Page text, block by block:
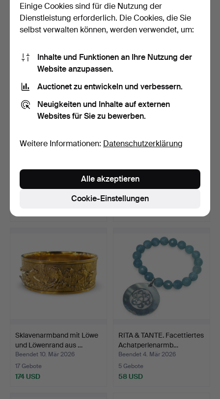
Gliederarmband aus
Sterlingsilber.
Beendet 21. Apr 2026
Großes Armband mit
Kristallen mit Blumenmo…
Beendet 11. Apr 2026
Sklavenarmband mit
Cameo einer Dame in der…
Beendet 23. Mär 2026
GUCCI. Armband aus
Sterlingsilber mit Herz.
Beendet 16. Mär 2026
5 Gebote
Sklavenarmband mit Löwe
und Löwenrand aus …
Beendet 10. Mär 2026
17 Gebote
174 USD
RITA & TANTE. Facettiertes
Achatperlenarmb…
Beendet 4. Mär 2026
5 Gebote
58 USD
Einige Cookies sind für die Nutzung der
Dienstleistung erforderlich. Die Cookies, die Sie
selbst verwalten können, werden verwendet, um:
Inhalte und Funktionen an Ihre Nutzung der
Website anzupassen.
Auctionet zu entwickeln und verbessern.
Neuigkeiten und Inhalte auf externen
Websites für Sie zu bewerben.
Weitere Informationen: Datenschutzerklärung
Cookie-Einstellungen
Alle akzeptieren